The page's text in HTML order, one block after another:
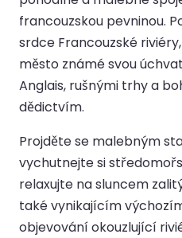
francouzskou pevninou.
srdce Francouzské
město známé svou
Anglais, rušnými trhy a
dědictvím.
Projděte se malebným
vychutnejte si
relaxujte na sluncem
také vynikajícím
objevování okouzlující